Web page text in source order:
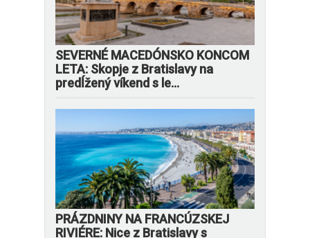
SEVERNÉ MACEDÓNSKO KONCOM
LETA: Skopje z Bratislavy na
predĺžený víkend s le...
PRÁZDNINY NA FRANCÚZSKEJ
RIVIÉRE: Nice z Bratislavy s